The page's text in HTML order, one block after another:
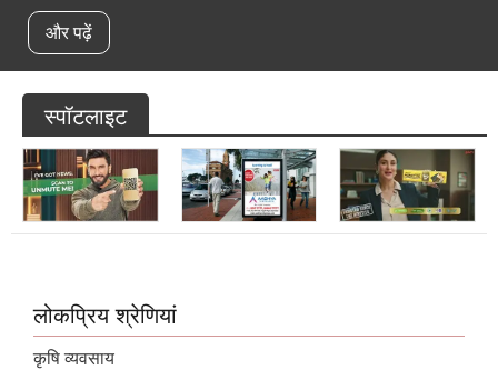
और पढ़ें
स्पॉटलाइट
लोकप्रिय श्रेणियां
कृषि व्यवसाय